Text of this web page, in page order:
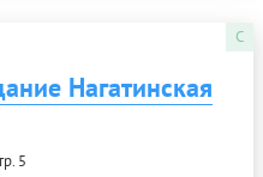
C
Нагатинская
5